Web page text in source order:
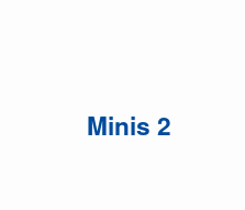
Minis 2